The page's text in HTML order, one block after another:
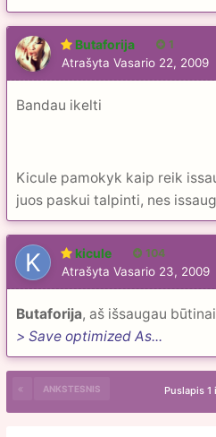
Butaforija 1
Atrašyta Vasario 22, 2009
Bandau ikelti
Kicule pamokyk kaip reik
juos paskui talpinti, nes
kicule 104
Atrašyta Vasario 23, 2009
Butaforija, aš išsaugau
> Save optimized As...
ANKSTESNIS Puslapis 1